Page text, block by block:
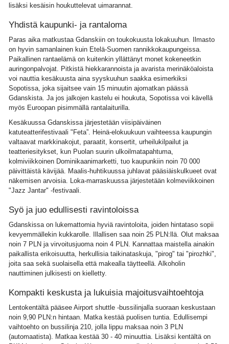
lisäksi kesäisin houkuttelevat uimarannat.
Yhdistä kaupunki- ja rantaloma
Paras aika matkustaa Gdanskiin on toukokuusta lokakuuhun. Ilmasto
on hyvin samanlainen kuin Etelä-Suomen rannikkokaupungeissa.
Paikallinen rantaelämä on kuitenkin yllättänyt monet kokeneetkin
auringonpalvojat. Pitkistä hiekkarannoista ja avarista merinäköaloista
voi nauttia kesäkuusta aina syyskuuhun saakka esimerkiksi
Sopotissa, joka sijaitsee vain 15 minuutin ajomatkan päässä
Gdanskista. Ja jos jalkojen kastelu ei houkuta, Sopotissa voi kävellä
myös Euroopan pisimmällä rantalaiturilla.
Kesäkuussa Gdanskissa järjestetään viisipäiväinen
katuteatterifestivaali "Feta”. Heinä-elokuukuun vaihteessa kaupungin
valtaavat markkinakojut, paraatit, konsertit, urheilukilpailut ja
teatteriesitykset, kun Puolan suurin ulkoilmatapahtuma,
kolmiviikkoinen Dominikaanimarketti, tuo kaupunkiin noin 70 000
päivittäistä kävijää. Maalis-huhtikuussa juhlavat pääsiäiskulkueet ovat
näkemisen arvoisia. Loka-marraskuussa järjestetään kolmeviikkoinen
"Jazz Jantar" -festivaali.
Syö ja juo edullisesti ravintoloissa
Gdanskissa on lukemattomia hyviä ravintoloita, joiden hintataso sopii
kevyemmällekin kukkarolle. Illallisen saa noin 25 PLN:llä. Olut maksaa
noin 7 PLN ja virvoitusjuoma noin 4 PLN. Kannattaa maistella ainakin
paikallista erikoisuutta, herkullisia taikinataskuja, "pirog" tai "pirozhki",
joita saa sekä suolaisella että makealla täytteellä. Alkoholin
nauttiminen julkisesti on kielletty.
Kompakti keskusta ja lukuisia majoitusvaihtoehtoja
Lentokentältä pääsee Airport shuttle -bussilinjalla suoraan keskustaan
noin 9,90 PLN:n hintaan. Matka kestää puolisen tuntia. Edullisempi
vaihtoehto on bussilinja 210, jolla lippu maksaa noin 3 PLN
(automaatista). Matkaa kestää 30 - 40 minuuttia. Lisäksi kentältä on